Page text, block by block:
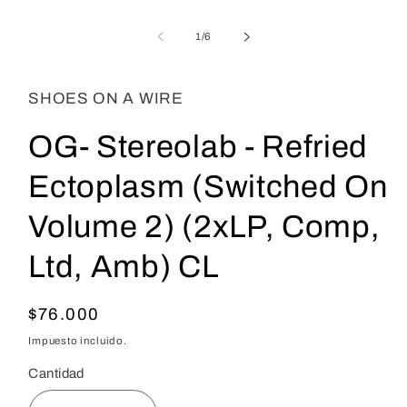
1/de
6
SHOES ON A WIRE
OG- Stereolab - Refried
Ectoplasm (Switched On
Volume 2) (2xLP, Comp,
Ltd, Amb) CL
Precio
habitual
$76.000
Impuesto incluido.
Cantidad